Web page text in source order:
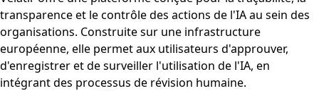
transparence et le contrôle des actions de l'IA au sein des
organisations. Construite sur une infrastructure
européenne, elle permet aux utilisateurs d'approuver,
d'enregistrer et de surveiller l'utilisation de l'IA, en
intégrant des processus de révision humaine.